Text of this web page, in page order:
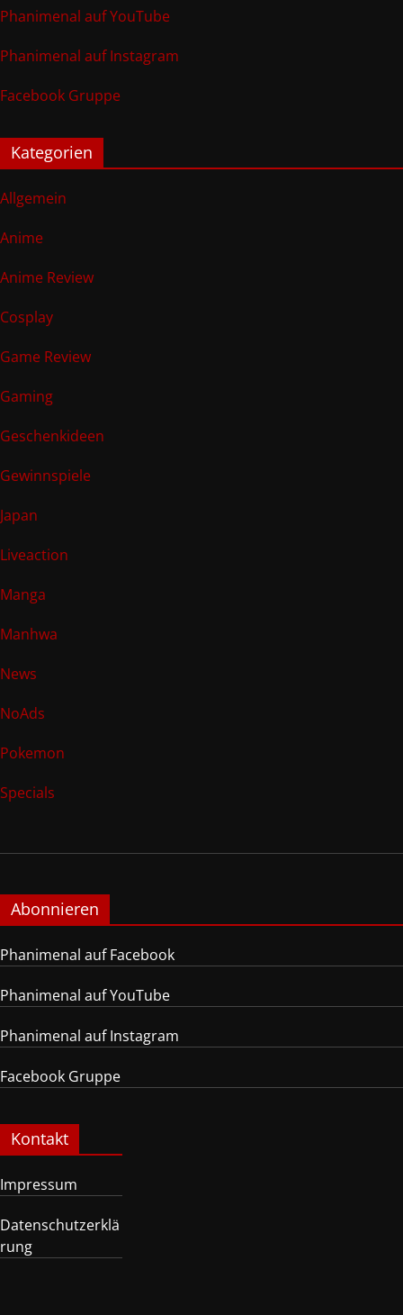
Phanimenal auf YouTube
Phanimenal auf Instagram
Facebook Gruppe
Kategorien
Allgemein
Anime
Anime Review
Cosplay
Game Review
Gaming
Geschenkideen
Gewinnspiele
Japan
Liveaction
Manga
Manhwa
News
NoAds
Pokemon
Specials
Abonnieren
Phanimenal auf Facebook
Phanimenal auf YouTube
Phanimenal auf Instagram
Facebook Gruppe
Kontakt
Impressum
Datenschutzerklä
rung